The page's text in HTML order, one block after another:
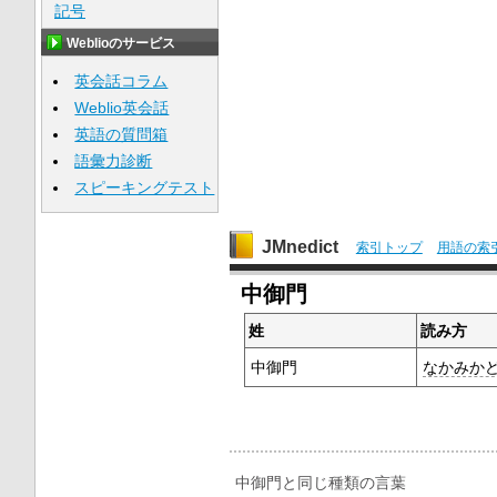
JMnedict 索引トップ 用語の索
中御門
姓 読み方
中御門 なかみか
中御門と同じ種類の言葉
記号
Weblioのサービス
英会話コラム
Weblio英会話
英語の質問箱
語彙力診断
スピーキングテスト